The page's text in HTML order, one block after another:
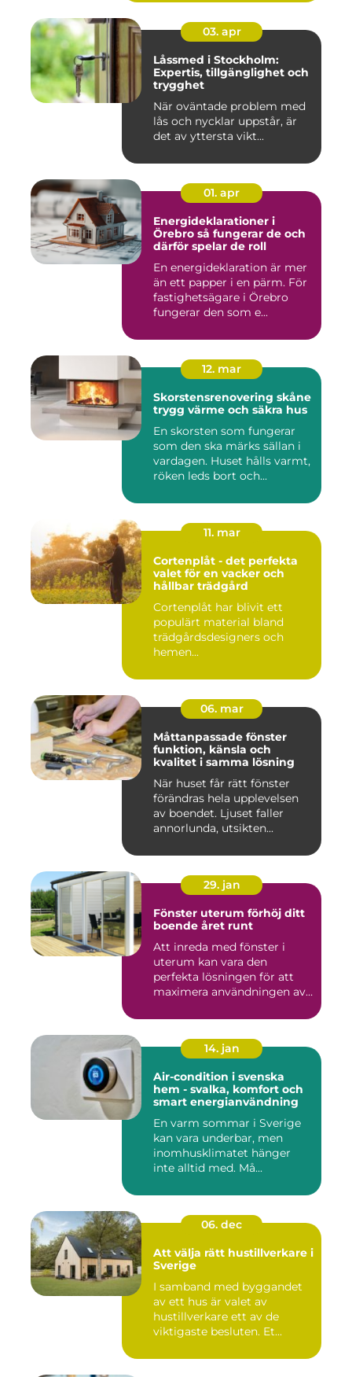
03. apr
Låssmed i Stockholm:
Expertis, tillgänglighet och
trygghet
När oväntade problem med
lås och nycklar uppstår, är
det av yttersta vikt...
01. apr
Energideklarationer i
Örebro så fungerar de och
därför spelar de roll
En energideklaration är mer
än ett papper i en pärm. För
fastighetsägare i Örebro
fungerar den som e...
12. mar
Skorstensrenovering skåne
trygg värme och säkra hus
En skorsten som fungerar
som den ska märks sällan i
vardagen. Huset hålls varmt,
röken leds bort och...
11. mar
Cortenplåt - det perfekta
valet för en vacker och
hållbar trädgård
Cortenplåt har blivit ett
populärt material bland
trädgårdsdesigners och
hemen...
06. mar
Måttanpassade fönster
funktion, känsla och
kvalitet i samma lösning
När huset får rätt fönster
förändras hela upplevelsen
av boendet. Ljuset faller
annorlunda, utsikten...
29. jan
Fönster uterum förhöj ditt
boende året runt
Att inreda med fönster i
uterum kan vara den
perfekta lösningen för att
maximera användningen av
14. jan
Air-condition i svenska
hem - svalka, komfort och
smart energianvändning
En varm sommar i Sverige
kan vara underbar, men
inomhusklimatet hänger
inte alltid med. Må...
06. dec
Att välja rätt hustillverkare i
Sverige
I samband med byggandet
av ett hus är valet av
hustillverkare ett av de
viktigaste besluten. Et...